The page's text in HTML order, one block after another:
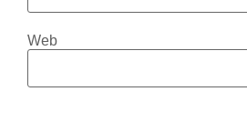
Web